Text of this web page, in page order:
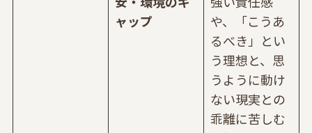
ャップ
や、「こうあ
るべき」とい
う理想と、思
うように動け
ない現実との
乖離に苦しむ